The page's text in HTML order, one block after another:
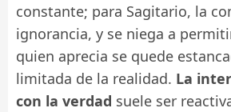
constante; para Sagitario, la
ignorancia, y se niega a
quien aprecia se quede
limitada de la realidad. La
con la verdad suele ser